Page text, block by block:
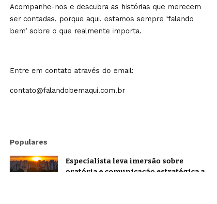
Acompanhe-nos e descubra as histórias que merecem
ser contadas, porque aqui, estamos sempre ‘falando
bem’ sobre o que realmente importa.
Entre em contato através do email:
contato@falandobemaqui.com.br
Populares
Especialista leva imersão sobre
oratória e comunicação estratégica a